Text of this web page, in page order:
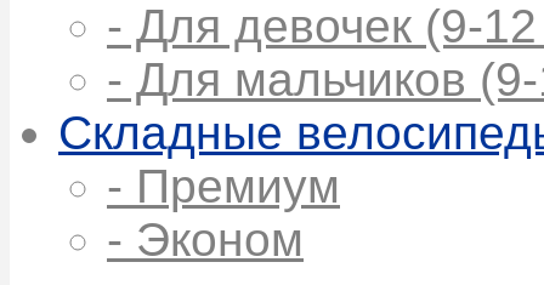
- Для девочек (9-
- Для мальчиков
Складные
- Премиум
- Эконом